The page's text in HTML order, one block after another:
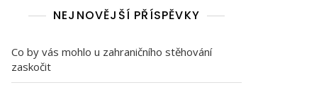
NEJNOVĚJŠÍ PŘÍSPĚVKY
Co by vás mohlo u zahraničního stěhování
zaskočit